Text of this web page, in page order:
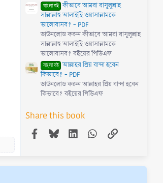
বাংলা বই কীভাবে আমরা রাসূলুল্লাহ
সাল্লাল্লাহু আলাইহি ওয়াসাল্লামকে
ভালোবাসব? - PDF
ডাউনলোড করুন কীভাবে আমরা রাসূলুল্লাহ
সাল্লাল্লাহু আলাইহি ওয়াসাল্লামকে
ভালোবাসব? বইয়ের পিডিএফ
বাংলা বই আল্লাহর প্রিয় বান্দা হবেন
কিভাবে? - PDF
ডাউনলোড করুন আল্লাহর প্রিয় বান্দা হবেন
কিভাবে? বইয়ের পিডিএফ
Share this book
Facebook
BlueskyLinkedInWhatsApp
Link